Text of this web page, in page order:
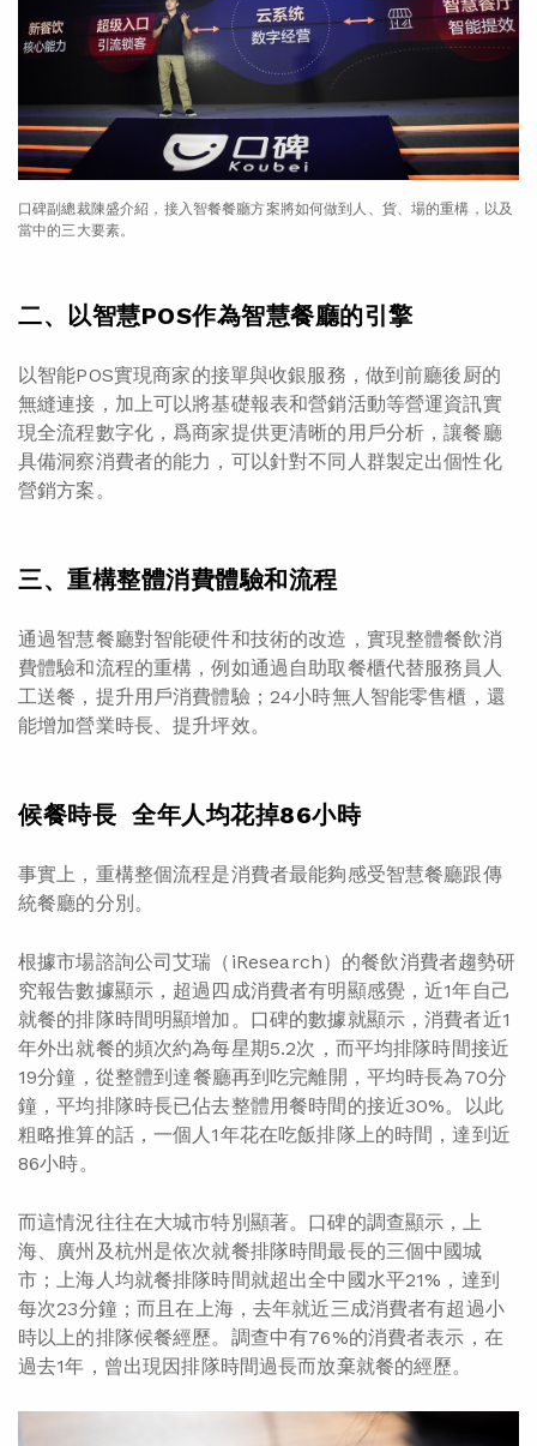
口碑副總裁陳盛介紹，接入智餐餐廳方案將如何做到人、貨、場的重構，以及
當中的三大要素。
二、以智慧POS作為智慧餐廳的引擎
以智能POS實現商家的接單與收銀服務，做到前廳後厨的
無縫連接，加上可以將基礎報表和營銷活動等營運資訊實
現全流程數字化，爲商家提供更清晰的用戶分析，讓餐廳
具備洞察消費者的能力，可以針對不同人群製定出個性化
營銷方案。
三、重構整體消費體驗和流程
通過智慧餐廳對智能硬件和技術的改造，實現整體餐飲消
費體驗和流程的重構，例如通過自助取餐櫃代替服務員人
工送餐，提升用戶消費體驗；24小時無人智能零售櫃，還
能增加營業時長、提升坪效。
候餐時長 全年人均花掉86小時
事實上，重構整個流程是消費者最能夠感受智慧餐廳跟傳
統餐廳的分別。
根據市場諮詢公司艾瑞（iResearch）的餐飲消費者趨勢研
究報告數據顯示，超過四成消費者有明顯感覺，近1年自己
就餐的排隊時間明顯增加。口碑的數據就顯示，消費者近1
年外出就餐的頻次約為每星期5.2次，而平均排隊時間接近
19分鐘，從整體到達餐廳再到吃完離開，平均時長為70分
鐘，平均排隊時長已佔去整體用餐時間的接近30%。以此
粗略推算的話，一個人1年花在吃飯排隊上的時間，達到近
86小時。
而這情況往往在大城市特別顯著。口碑的調查顯示，上
海、廣州及杭州是依次就餐排隊時間最長的三個中國城
市；上海人均就餐排隊時間就超出全中國水平21%，達到
每次23分鐘；而且在上海，去年就近三成消費者有超過小
時以上的排隊候餐經歷。調查中有76%的消費者表示，在
過去1年，曾出現因排隊時間過長而放棄就餐的經歷。